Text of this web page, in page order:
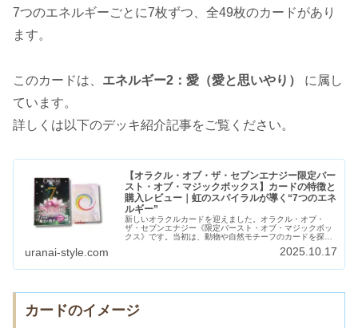
7つのエネルギーごとに7枚ずつ、全49枚のカードがあり
ます。
このカードは、 エネルギー2：愛（愛と思いやり）
に属し
ています。
詳しくは以下のデッキ紹介記事をご覧ください。
【オラクル・オブ・ザ・セブンエナジー限定バー
スト・オブ・マジックボックス】カードの特徴と
購入レビュー｜虹のスパイラルが導く“7つのエネ
ルギー”
新しいオラクルカードを迎えました。オラクル・オブ・
ザ・セブンエナジー《限定バースト・オブ・マジックボッ
クス》です。当初は、動物や自然モチーフのカードを探し
uranai-style.com 2025.10.17
カードのイメージ